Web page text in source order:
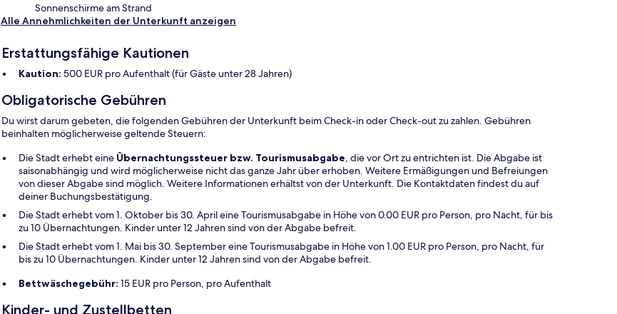
Sonnenschirme am Strand
Alle Annehmlichkeiten der Unterkunft anzeigen
Erstattungsfähige Kautionen
Kaution: 500 EUR pro Aufenthalt (für Gäste unter 28 Jahren)
Obligatorische Gebühren
Du wirst darum gebeten, die folgenden Gebühren der Unterkunft beim Check-in oder Check-out zu zahlen. Gebühren
beinhalten möglicherweise geltende Steuern:
Die Stadt erhebt eine Übernachtungssteuer bzw. Tourismusabgabe , die vor Ort zu entrichten ist. Die Abgabe ist
saisonabhängig und wird möglicherweise nicht das ganze Jahr über erhoben. Weitere Ermäßigungen und Befreiungen
von dieser Abgabe sind möglich. Weitere Informationen erhältst von der Unterkunft. Die Kontaktdaten findest du auf
deiner Buchungsbestätigung.
Die Stadt erhebt vom 1. Oktober bis 30. April eine Tourismusabgabe in Höhe von 0.00 EUR pro Person, pro Nacht, für bis
zu 10 Übernachtungen. Kinder unter 12 Jahren sind von der Abgabe befreit.
Die Stadt erhebt vom 1. Mai bis 30. September eine Tourismusabgabe in Höhe von 1.00 EUR pro Person, pro Nacht, für
bis zu 10 Übernachtungen. Kinder unter 12 Jahren sind von der Abgabe befreit.
Bettwäschegebühr: 15 EUR pro Person, pro Aufenthalt
Kinder- und Zustellbetten